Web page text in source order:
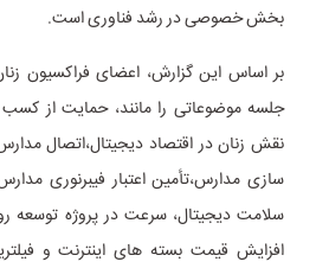
بخش خصوصی در رشد فناوری است.
بر اساس این گزارش، اعضای فراکسیون
جلسه موضوعاتی را مانند، حمایت از کسب
نقش زنان در اقتصاد دیجیتال،اتصال
سازی مدارس،تأمین اعتبار فیبرنوری
سلامت دیجیتال، سرعت در پروژه توسعه
افزایش قیمت بسته های اینترنت و